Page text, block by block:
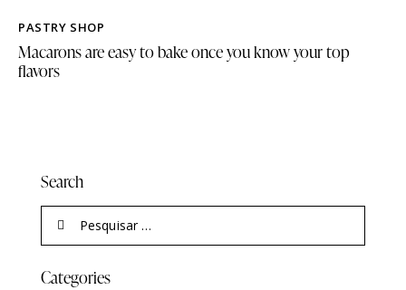
PASTRY SHOP
Macarons are easy to bake once you know your top
flavors
Search
Categories